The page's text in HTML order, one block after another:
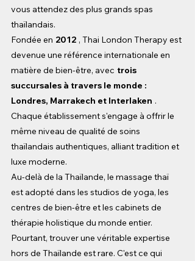
vous attendez des plus grands spas
thaïlandais.
Fondée en 2012 , Thai London Therapy est
devenue une référence internationale en
matière de bien-être, avec trois
succursales à travers le monde :
Londres, Marrakech et Interlaken .
Chaque établissement s'engage à offrir le
même niveau de qualité de soins
thaïlandais authentiques, alliant tradition et
luxe moderne.
Au-delà de la Thaïlande, le massage thaï
est adopté dans les studios de yoga, les
centres de bien-être et les cabinets de
thérapie holistique du monde entier.
Pourtant, trouver une véritable expertise
hors de Thaïlande est rare. C'est ce qui